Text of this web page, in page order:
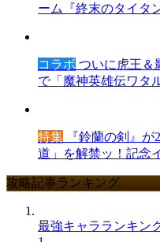
ーム『終末のタイタ
コラボ ついに虎王＆
で「魔神英雄伝ワタ
特集 『鈴蘭の剣』
道」を解禁ッ！記念
攻略記事ランキング
最強キャラランキン